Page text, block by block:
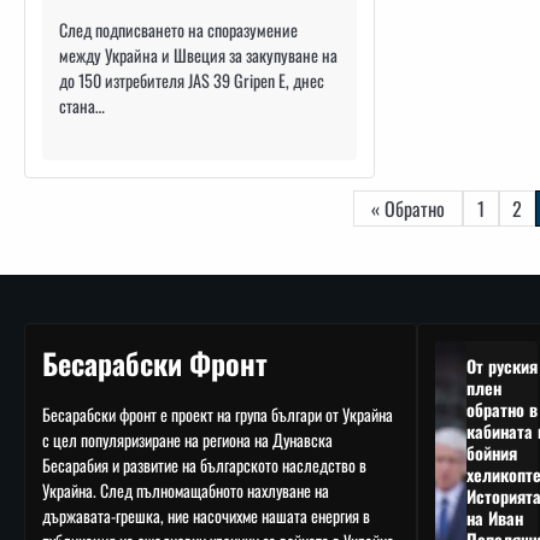
След подписването на споразумение
между Украйна и Швеция за закупуване на
до 150 изтребителя JAS 39 Gripen E, днес
стана…
« Обратно 1 2
Бесарабски Фронт
Бесарабски фронт е проект на група българи от Украйна
с цел популяризиране на региона на Дунавска
Бесарабия и развитие на българското наследство в
Украйна. След пълномащабното нахлуване на
държавата-грешка, ние насочихме нашата енергия в
От руския
плен
обратно в
кабината
бойния
Историята
на Иван